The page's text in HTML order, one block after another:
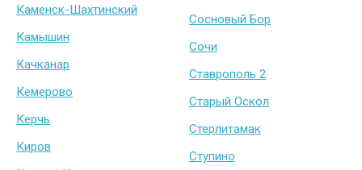
Каменск-Шахтинский
Камышин
Качканар
Кемерово
Керчь
Киров
Сосновый Бор
Сочи
Ставрополь 2
Старый Оскол
Стерлитамак
Ступино